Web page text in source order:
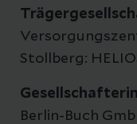
Stollberg:
Gesellschafterin
Berlin-Buch